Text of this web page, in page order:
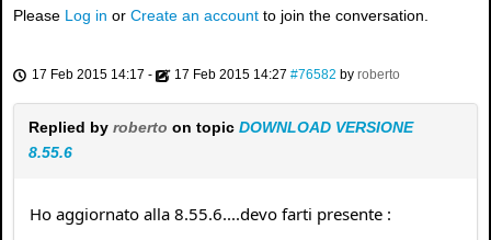
Please Log in or Create an account to join the conversation.
17 Feb 2015 14:17 - 17 Feb 2015 14:27 #76582 by roberto
Replied by roberto on topic DOWNLOAD VERSIONE
8.55.6
Ho aggiornato alla 8.55.6....devo farti presente :